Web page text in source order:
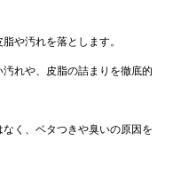
や汚れを落とします。
れや、皮脂の詰まりを徹底的
く、ベタつきや臭いの原因を